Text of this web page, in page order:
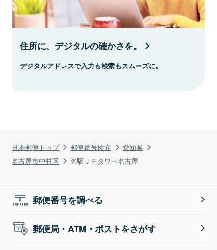
日本郵便トップ 郵便番号検索
愛知県
名古屋市中村区
名駅ＪＰタワー名古屋
住所に、デジタルの確かさを。
デジタルアドレスで入力も検索もスムーズに。
郵便番号を調べる
郵便局・ATM・ポストをさがす